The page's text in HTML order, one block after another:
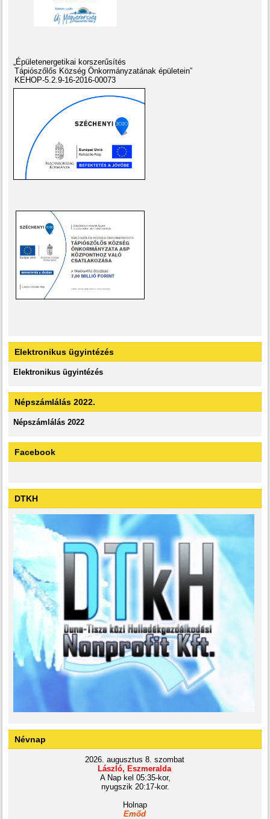
„Épületenergetikai korszerűsítés
Tápiószőlős Község Önkormányzatának épületein”
KEHOP-5.2.9-16-2016-00073
Elektronikus ügyintézés
Elektronikus ügyintézés
Népszámlálás 2022.
Népszámlálás 2022
Facebook
DTKH
Névnap
2026. augusztus 8. szombat
László, Eszmeralda
A Nap kel 05:35-kor,
nyugszik 20:17-kor.
Holnap
Emőd